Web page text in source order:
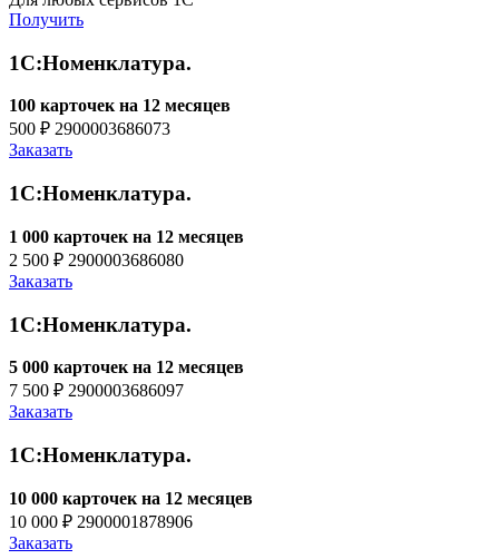
Получить
1С:Номенклатура.
100 карточек на 12 месяцев
500 ₽ 2900003686073
Заказать
1С:Номенклатура.
1 000 карточек на 12 месяцев
2 500 ₽ 2900003686080
Заказать
1С:Номенклатура.
5 000 карточек на 12 месяцев
7 500 ₽ 2900003686097
Заказать
1С:Номенклатура.
10 000 карточек на 12 месяцев
10 000 ₽ 2900001878906
Заказать